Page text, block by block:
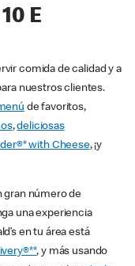
E
comida de calidad y a
nuestros clientes.
de favoritos,
,deliciosas
with Cheese, ¡y
gran número de
una experiencia
en tu área está
, y más usando